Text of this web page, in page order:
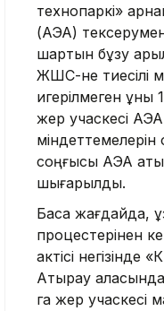
технопаркі»
(АЭА) тексерумен,
шартын бұзу
ЖШС-не тиесілі
игерілмеген
жер учаскесі
соңғысы АЭА
шығарылды.
Басқа жағдайда,
процестерінен
актісі негізінде
Атырау
га жер учаскесі